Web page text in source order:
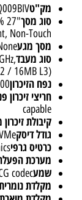
מק"ט
סוג מסך
Non-Touch
מסך מגע
סוג מעבד
/ 16MB L3)
נפח הזיכרון
חריצי זיכרון
capable
קיבולת
גודל דיסק
כרטיס גרפי
מערכת
שמעcodec
מקלדת